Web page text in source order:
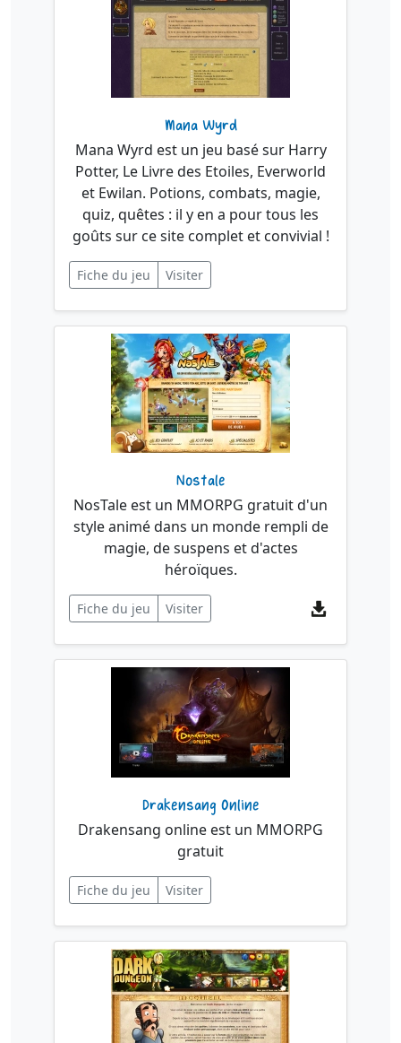
Mana Wyrd
Mana Wyrd est un jeu basé sur Harry
Potter, Le Livre des Etoiles, Everworld
et Ewilan. Potions, combats, magie,
quiz, quêtes : il y en a pour tous les
goûts sur ce site complet et convivial !
Fiche du jeu Visiter
Nostale
NosTale est un MMORPG gratuit d'un
style animé dans un monde rempli de
magie, de suspens et d'actes
héroïques.
Fiche du jeu Visiter
Drakensang Online
Drakensang online est un MMORPG
gratuit
Fiche du jeu Visiter